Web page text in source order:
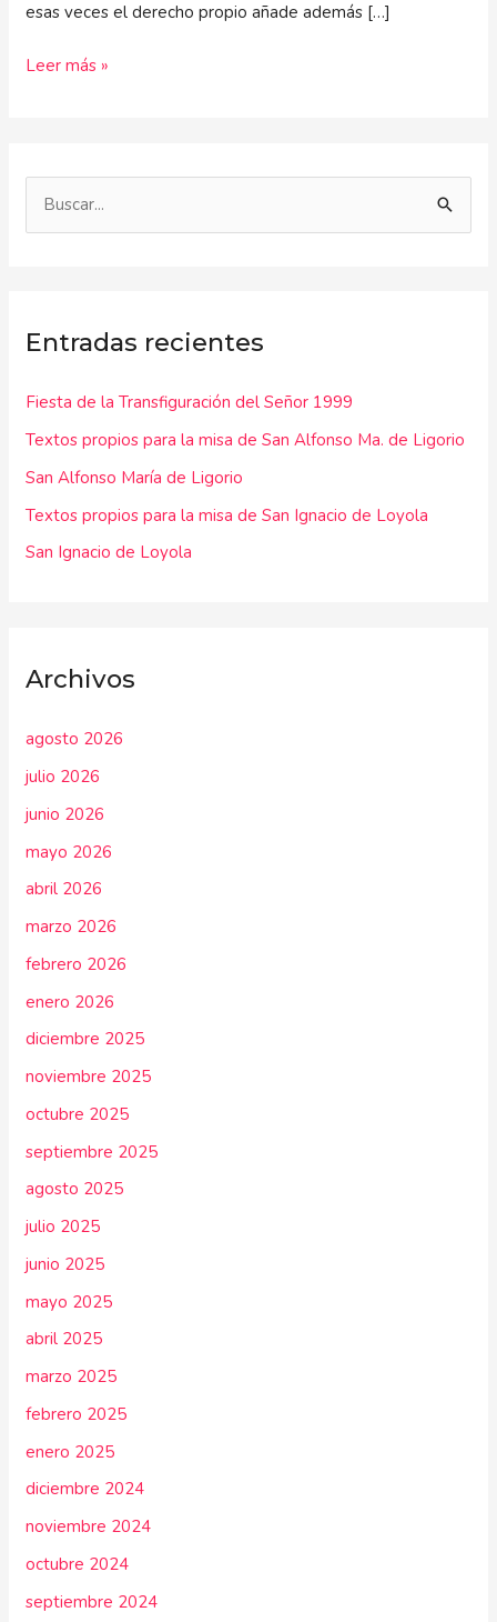
esas veces el derecho propio añade además […]
Leer más »
a
p
o
r
:
Entradas recientes
Fiesta de la Transfiguración del Señor 1999
Textos propios para la misa de San Alfonso Ma. de Ligorio
San Alfonso María de Ligorio
Textos propios para la misa de San Ignacio de Loyola
San Ignacio de Loyola
Archivos
agosto 2026
julio 2026
junio 2026
mayo 2026
abril 2026
marzo 2026
febrero 2026
enero 2026
diciembre 2025
noviembre 2025
octubre 2025
septiembre 2025
agosto 2025
julio 2025
junio 2025
mayo 2025
abril 2025
marzo 2025
febrero 2025
enero 2025
diciembre 2024
noviembre 2024
octubre 2024
septiembre 2024